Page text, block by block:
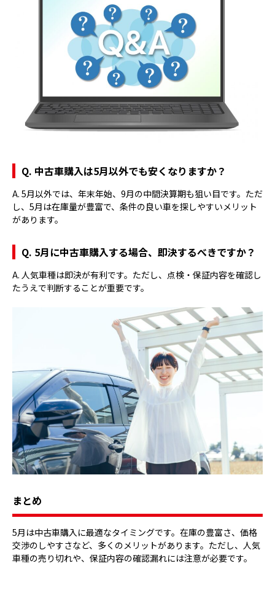
Q. 中古車購入は5月以外でも安くなりますか？
A. 5月以外では、年末年始、9月の中間決算期も狙い目です。ただ
し、5月は在庫量が豊富で、条件の良い車を探しやすいメリット
があります。
Q. 5月に中古車購入する場合、即決するべきですか？
A. 人気車種は即決が有利です。ただし、点検・保証内容を確認し
たうえで判断することが重要です。
まとめ
5月は中古車購入に最適なタイミングです。在庫の豊富さ、価格
交渉のしやすさなど、多くのメリットがあります。ただし、人気
車種の売り切れや、保証内容の確認漏れには注意が必要です。